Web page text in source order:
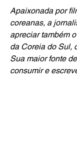
Apaixonada por
coreanas, a
apreciar também
da Coreia do Sul,
Sua maior fonte
consumir e